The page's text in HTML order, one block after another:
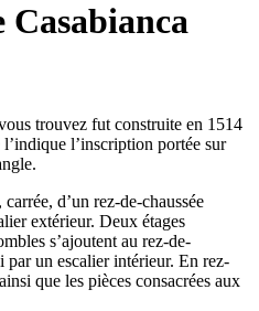
trouvez fut construite en 1514
l’inscription portée sur
d’un rez-de-chaussée
extérieur. Deux étages
s’ajoutent au rez-de-
par un escalier intérieur. En rez-
que les pièces consacrées aux